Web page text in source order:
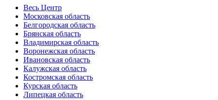
Весь Центр
Московская область
Белгородская область
Брянская область
Владимирская область
Воронежская область
Ивановская область
Калужская область
Костромская область
Курская область
Липецкая область